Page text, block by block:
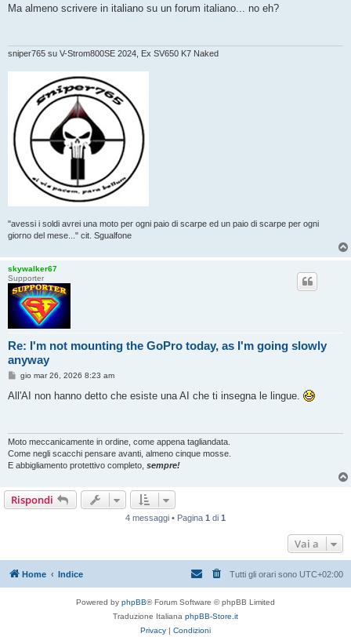
s
i
Ma almeno scrivere in italiano su un forum italiano... no eh?
sniper765 su V-Strom800SE 2024, Ex SV650 K7 Naked
"avessi i soldi avrei una moto per ogni paio di scarpe ed un paio di scarpe per ogni
giorno del mese..." cit. Sgualfone
skywalker67
Supporter
Re: I'm not mounting the GoPro today, as I'm going slowly
anyway
M
s
i
gio mar 26, 2026 8:23 am
All'AI non hanno detto che esiste una AI che ti insegna le lingue.
Moto meccanicamente in ordine, come appena tagliandata.
Come negli scacchi pensare avanti, almeno cinque mosse.
E abbigliamento protettivo completo, sempre!
Rispondi
4 messaggi • Pagina 1 di 1
Vai a
Home Indice Tutti gli orari sono UTC+02:00
Powered by phpBB® Forum Software © phpBB Limited
Traduzione Italiana phpBB-Store.it
Privacy | Condizioni